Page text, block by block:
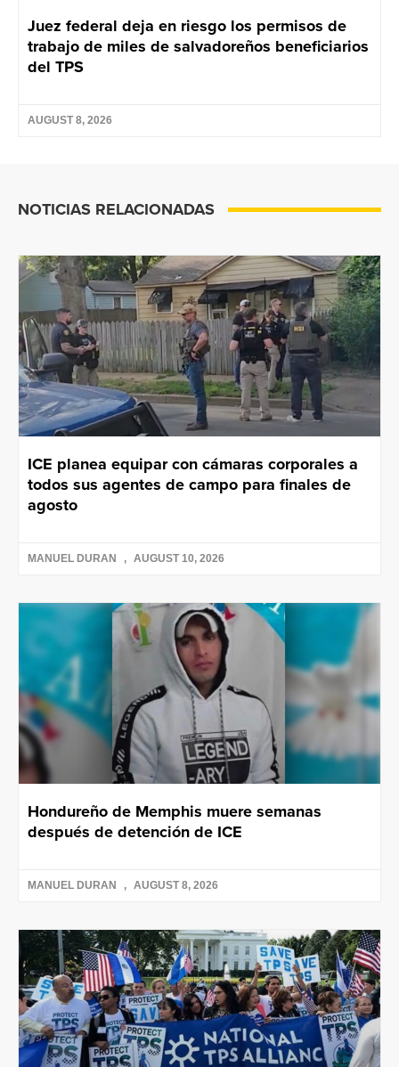
Juez federal deja en riesgo los permisos de
trabajo de miles de salvadoreños beneficiarios
del TPS
AUGUST 8, 2026
NOTICIAS RELACIONADAS
ICE planea equipar con cámaras corporales a
todos sus agentes de campo para finales de
agosto
MANUEL DURAN AUGUST 10, 2026
Hondureño de Memphis muere semanas
después de detención de ICE
MANUEL DURAN AUGUST 8, 2026